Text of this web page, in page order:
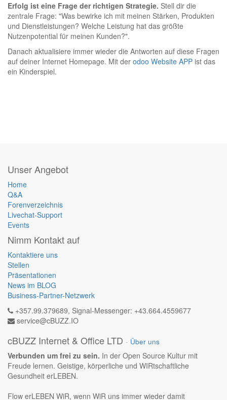
Erfolg ist eine Frage der richtigen Strategie. Stell dir die
zentrale Frage: "Was bewirke ich mit meinen Stärken, Produkten
und Dienstleistungen? Welche Leistung hat das größte
Nutzenpotential für meinen Kunden?".
Danach aktualisiere immer wieder die Antworten auf diese Fragen
auf deiner Internet Homepage. Mit der odoo Website APP ist das
ein Kinderspiel.
Unser Angebot
Home
Q&A
Forenverzeichnis
Livechat-Support
Events
Nimm Kontakt auf
Kontaktiere uns
Stellen
Präsentationen
News im BLOG
Business-Partner-Netzwerk
+357.99.379689, Signal-Messenger: +43.664.4559677
service@cBUZZ.IO
cBUZZ Internet & Office LTD - Über uns
Verbunden um frei zu sein. In der Open Source Kultur mit
Freude lernen. Geistige, körperliche und WIRtschaftliche
Gesundheit erLEBEN.
Flow erLEBEN WiR, wenn WiR uns immer wieder damit